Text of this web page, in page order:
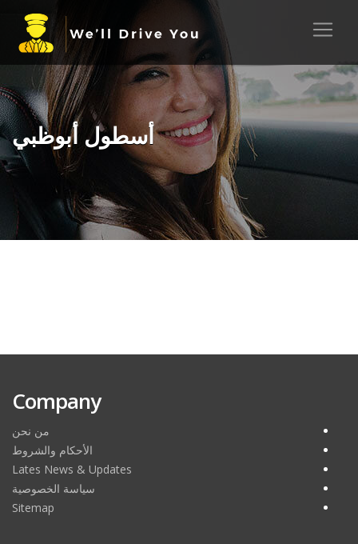
أسطول أبوظبي
Company
من نحن
الأحكام والشروط
Lates News & Updates
سياسة الخصوصية
Sitemap